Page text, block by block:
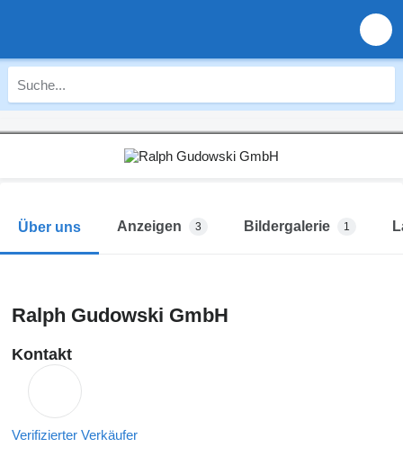
Über uns Anzeigen 3 Bildergalerie 1
Ralph Gudowski GmbH
Kontakt
Verifizierter Verkäufer